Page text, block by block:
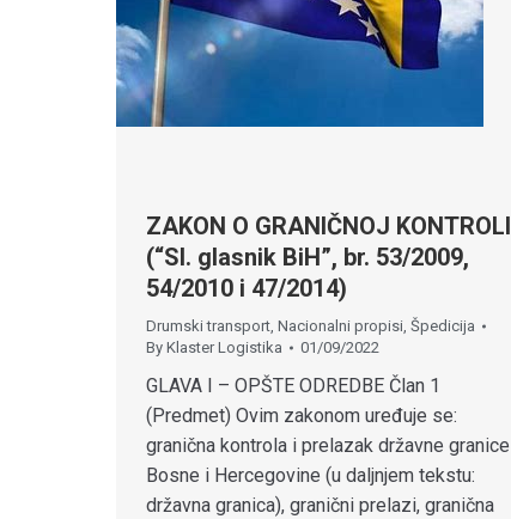
ZAKON O GRANIČNOJ KONTROLI
(“Sl. glasnik BiH”, br. 53/2009,
54/2010 i 47/2014)
Drumski transport, Nacionalni propisi, Špedicija
By Klaster Logistika 01/09/2022
GLAVA I – OPŠTE ODREDBE Član 1
(Predmet) Ovim zakonom uređuje se:
granična kontrola i prelazak državne granice
Bosne i Hercegovine (u daljnjem tekstu:
državna granica), granični prelazi, granična